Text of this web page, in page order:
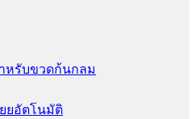
หรับขวดก้นกลม
ยอัตโนมัติ